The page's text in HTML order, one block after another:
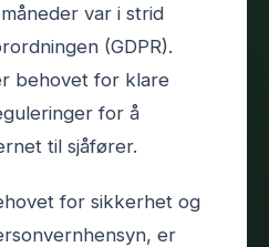
var i strid
(GDPR).
behovet for klare
for å
til sjåfører.
for sikkerhet og
er